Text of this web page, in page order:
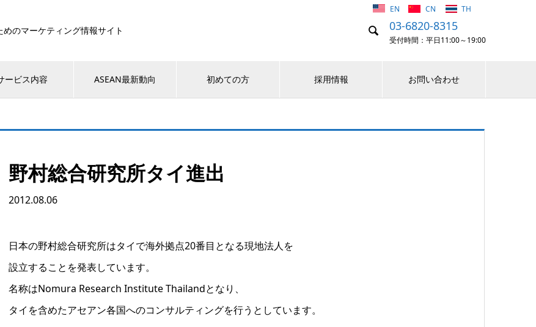
のマーケティング情報サイト  03-6820-8315
受付時間：平日11:00～19:00
EN CN TH
ービス内容 ASEAN最新動向 初めての方 採用情報 お問い合わせ
野村総合研究所タイ進出
2012.08.06
日本の野村総合研究所はタイで海外拠点20番目となる現地法人を
設立することを発表しています。
名称はNomura Research Institute Thailandとなり、
タイを含めたアセアン各国へのコンサルティングを行うとしています。